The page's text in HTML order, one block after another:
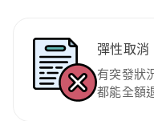
彈性取消
有突發狀
都能全額